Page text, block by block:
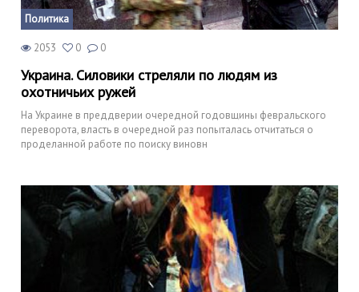
Политика
2053 0 0
Украина. Силовики стреляли по людям из
охотничьих ружей
На Украине в преддверии очередной годовщины февральского
переворота, власть в очередной раз попыталась отчитаться о
проделанной работе по поиску виновн